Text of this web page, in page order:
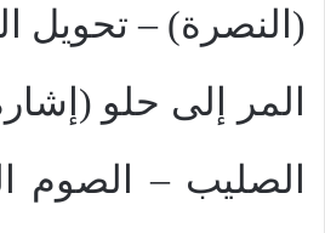
(النصرة) – تحويل
المر إلى حلو
الصليب – الصوم